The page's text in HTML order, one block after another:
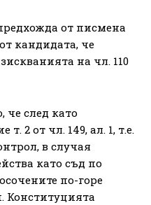
от писмена
кандидата, че
на чл. 110
че след като
2 от чл. 149, ал. 1, т.е.
в случая
като съд по
по-горе
Конституцията